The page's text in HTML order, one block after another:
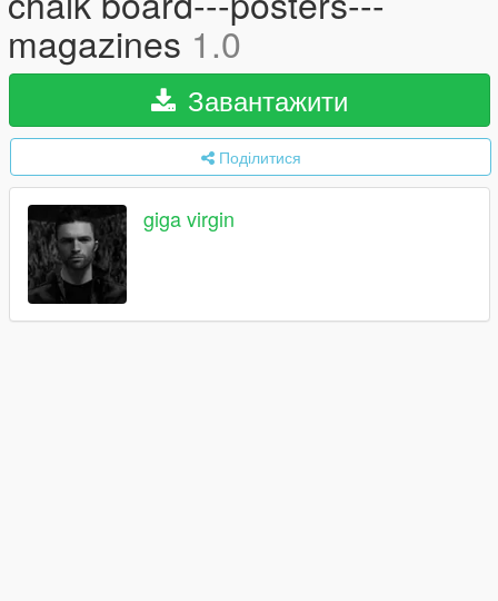
magazines 1.0
Завантажити
Поділитися
giga virgin